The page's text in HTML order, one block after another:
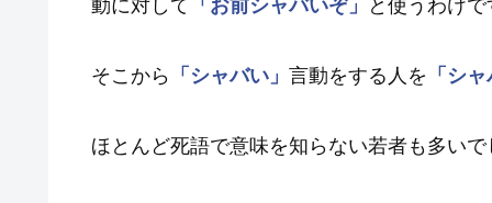
動に対して 「お前シャバいぞ」 と使うわけで
そこから 「シャバい」 言動をする人を 「シ
ほとんど死語で意味を知らない若者も多い